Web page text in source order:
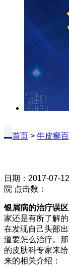
首页 > 牛皮癣
日期：2017-07-
院 点击数：
银屑病的治疗误区
家还是有所了解
在发现自己头部
道要怎么治疗。
的皮肤科专家来
来的相关介绍：